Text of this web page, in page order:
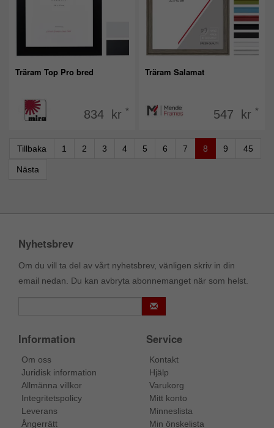
Träram Top Pro bred
834 kr *
Träram Salamat
547 kr *
Tillbaka 1 2 3 4 5 6 7 8 9 45
Nästa
Nyhetsbrev
Om du vill ta del av vårt nyhetsbrev, vänligen skriv in din
email nedan. Du kan avbryta abonnemanget när som helst.
Information
Om oss
Juridisk information
Allmänna villkor
Integritetspolicy
Leverans
Ångerrätt
Service
Kontakt
Hjälp
Varukorg
Mitt konto
Minneslista
Min önskelista